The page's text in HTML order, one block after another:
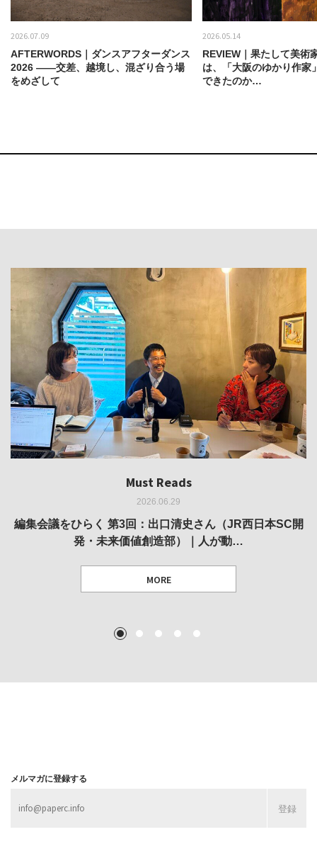
2026.07.09
AFTERWORDS｜ダンスアフターダンス
2026 ——交差、越境し、混ざり合う場
をめざして
2026.05.14
REVIEW｜果たして美術
は、「大阪のゆかり作家
できたのか…
Must Reads
2026.06.29
編集会議をひらく 第3回：出口清史さん（JR西日本SC開
発・未来価値創造部）｜人が動…
MORE
Must Reads
2026.05.14
REVIEW｜果たして美術家・梅津庸一は、「大阪のゆかり
作家」となることができたのか…
Must Reads
2026.03.11
REPORT｜博覧会の残像
MORE
Must Reads
2026.02.25
REVIEW｜菊池聡太朗 個展「余りの風景」
MORE
Must Reads
2025.10.01
REVIEW｜生の存在証明としての線——「ライフライン」
展
1 2 3 4 5
メルマガに登録する